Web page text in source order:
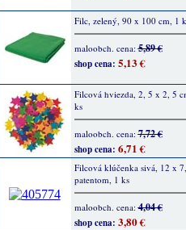
Filc, zelený, 90 x 100 cm, 1
maloobch. cena:5,89 €
shop cena: 5,13 €
Filcová hviezda, 2, 5 x 2, 5
ks
maloobch. cena:7,72 €
shop cena: 6,71 €
Filcová klúčenka sivá, 12 x
patentom, 1 ks
maloobch. cena:4,04 €
shop cena: 3,80 €